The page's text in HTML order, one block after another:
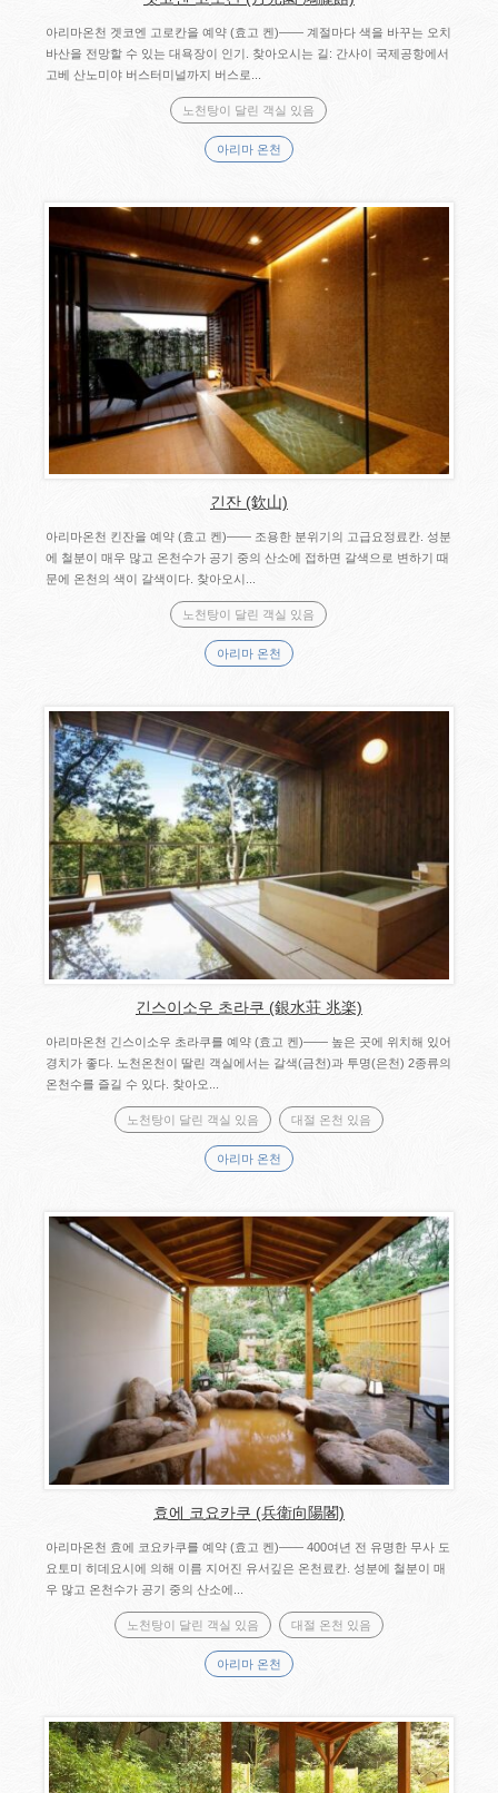
아리마온천 겟코엔 고로칸을 예약 (효고 켄)―― 계절마다 색을 바꾸는 오치
바산을 전망할 수 있는 대욕장이 인기. 찾아오시는 길: 간사이 국제공항에서
고베 산노미야 버스터미널까지 버스로...
노천탕이 달린 객실 있음
아리마 온천
긴잔 (欽山)
아리마온천 킨잔을 예약 (효고 켄)―― 조용한 분위기의 고급요정료칸. 성분
에 철분이 매우 많고 온천수가 공기 중의 산소에 접하면 갈색으로 변하기 때
문에 온천의 색이 갈색이다. 찾아오시...
노천탕이 달린 객실 있음
아리마 온천
긴스이소우 초라쿠 (銀水荘 兆楽)
아리마온천 긴스이소우 초라쿠를 예약 (효고 켄)―― 높은 곳에 위치해 있어
경치가 좋다. 노천온천이 딸린 객실에서는 갈색(금천)과 투명(은천) 2종류의
온천수를 즐길 수 있다. 찾아오...
노천탕이 달린 객실 있음 대절 온천 있음
아리마 온천
효에 코요카쿠 (兵衛向陽閣)
아리마온천 효에 코요카쿠를 예약 (효고 켄)―― 400여년 전 유명한 무사 도
요토미 히데요시에 의해 이름 지어진 유서깊은 온천료칸. 성분에 철분이 매
우 많고 온천수가 공기 중의 산소에...
노천탕이 달린 객실 있음 대절 온천 있음
아리마 온천